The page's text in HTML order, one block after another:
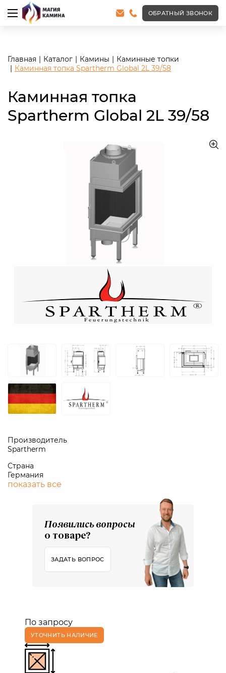
<meta name="robots" content="noindex, follow"/>
ОБРАТНЫЙ ЗВОНОК
Главная Каталог Камины
Каминные топки
Каминная топка Spartherm Global 2L 39/58
Каминная топка
Spartherm Global 2L 39/58
Производитель
Spartherm
Страна
Германия
показать все
Появились вопросы
о товаре?
ЗАДАТЬ ВОПРОС
По запросу
УТОЧНИТЬ НАЛИЧИЕ